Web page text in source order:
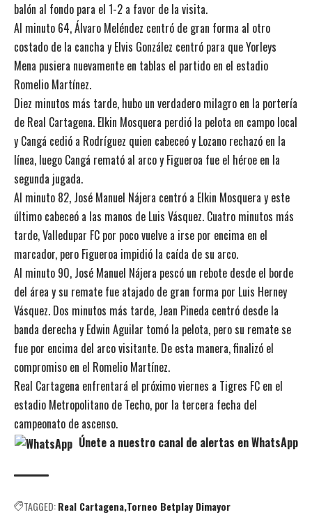
balón al fondo para el 1-2 a favor de la visita.
Al minuto 64, Álvaro Meléndez centró de gran forma al otro
costado de la cancha y Elvis González centró para que Yorleys
Mena pusiera nuevamente en tablas el partido en el estadio
Romelio Martínez.
Diez minutos más tarde, hubo un verdadero milagro en la portería
de Real Cartagena. Elkin Mosquera perdió la pelota en campo local
y Cangá cedió a Rodríguez quien cabeceó y Lozano rechazó en la
línea, luego Cangá remató al arco y Figueroa fue el héroe en la
segunda jugada.
Al minuto 82, José Manuel Nájera centró a Elkin Mosquera y este
último cabeceó a las manos de Luis Vásquez. Cuatro minutos más
tarde, Valledupar FC por poco vuelve a irse por encima en el
marcador, pero Figueroa impidió la caída de su arco.
Al minuto 90, José Manuel Nájera pescó un rebote desde el borde
del área y su remate fue atajado de gran forma por Luis Herney
Vásquez. Dos minutos más tarde, Jean Pineda centró desde la
banda derecha y Edwin Aguilar tomó la pelota, pero su remate se
fue por encima del arco visitante. De esta manera, finalizó el
compromiso en el Romelio Martínez.
Real Cartagena enfrentará el próximo viernes a Tigres FC en el
estadio Metropolitano de Techo, por la tercera fecha del
campeonato de ascenso.
Únete a nuestro canal de alertas en WhatsApp
TAGGED:Real Cartagena Torneo Betplay Dimayor